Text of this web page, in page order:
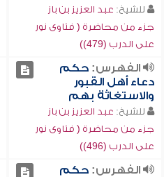
للشيخ: عبد العزيز بن باز
جزء من محاضرة ( فتاوى نور
على الدرب (479))
الفهرس:حكم
دعاء أهل القبور
والاستغاثة بهم
للشيخ: عبد العزيز بن باز
جزء من محاضرة ( فتاوى نور
على الدرب (496))
الفهرس:حكم